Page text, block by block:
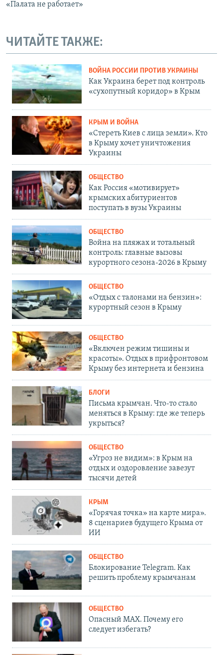
«Палата не работает»
ЧИТАЙТЕ ТАКЖЕ:
ВОЙНА РОССИИ ПРОТИВ УКРАИНЫ
Как Украина берет под контроль
«сухопутный коридор» в Крым
КРЫМ И ВОЙНА
«Стереть Киев с лица земли». Кто
в Крыму хочет уничтожения
Украины
ОБЩЕСТВО
Как Россия «мотивирует»
крымских абитуриентов
поступать в вузы Украины
ОБЩЕСТВО
Война на пляжах и тотальный
контроль: главные вызовы
курортного сезона-2026 в Крыму
ОБЩЕСТВО
«Отдых с талонами на бензин»:
курортный сезон в Крыму
ОБЩЕСТВО
«Включен режим тишины и
красоты». Отдых в прифронтовом
Крыму без интернета и бензина
БЛОГИ
Письма крымчан. Что-то стало
меняться в Крыму: где же теперь
укрыться?
ОБЩЕСТВО
«Угроз не видим»: в Крым на
отдых и оздоровление завезут
тысячи детей
КРЫМ
«Горячая точка» на карте мира».
8 сценариев будущего Крыма от
ИИ
ОБЩЕСТВО
Блокирование Telegram. Как
решить проблему крымчанам
ОБЩЕСТВО
Опасный MAX. Почему его
следует избегать?